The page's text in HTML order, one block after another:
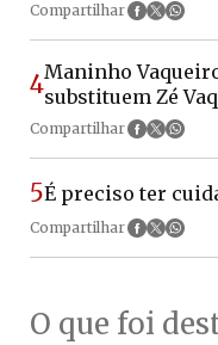
Compartilhar
4Maninho
substituem Zé
Compartilhar
5É preciso ter
Compartilhar
O que foi